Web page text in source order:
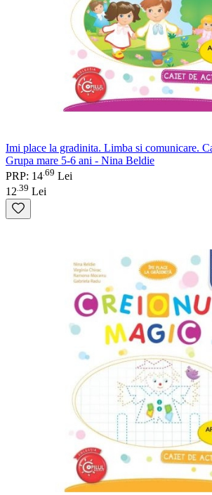
Imi place la gradinita. Limba si comunicare.
Grupa mare 5-6 ani - Nina Beldie
PRP: 14 69 Lei
12 39 Lei